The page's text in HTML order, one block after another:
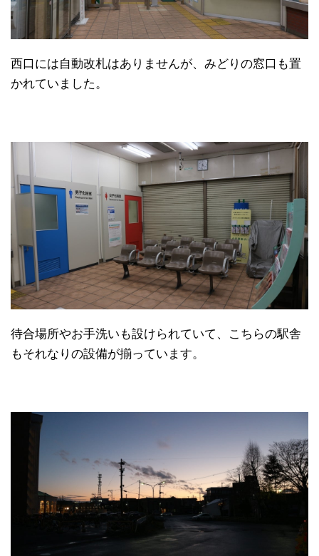
西口には自動改札はありませんが、みどりの窓口も置
かれていました。
待合場所やお手洗いも設けられていて、こちらの駅舎
もそれなりの設備が揃っています。